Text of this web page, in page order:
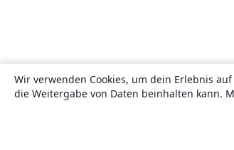
Wir verwenden Cookies, um dein Erlebnis
die Weitergabe von Daten beinhalten kann.